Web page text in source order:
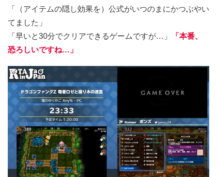
「（アイテムの隠し効果を）公式がいつのまにかつぶやい
てました」
「早いと30分でクリアできるゲームですが…」
「本番、
恐ろしいですね…」